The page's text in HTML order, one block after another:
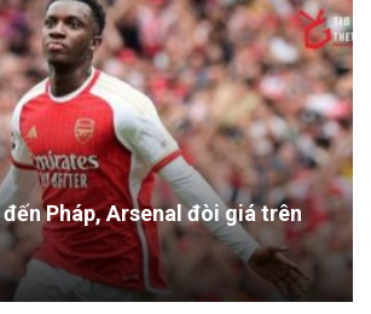
Pháp, Arsenal đòi giá trên